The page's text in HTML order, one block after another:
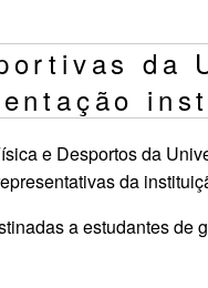
da
e Desportos da
da
a estudantes